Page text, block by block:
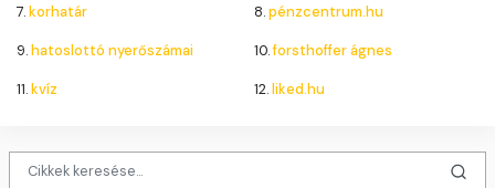
7.korhatár 8.pénzcentrum.hu
9.hatoslottó nyerőszámai 10.forsthoffer ágnes
11.kvíz 12.liked.hu